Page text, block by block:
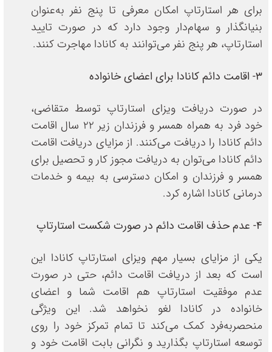
برای هر استارتاپ امکان معرفی تا پنج نفر به‌عنوان
بنیانگذار و سهام‌دار وجود دارد که در صورت تایید
استارتاپ، هر پنج نفر می‌توانند به کانادا مهاجرت کنند.
3- اقامت دائم کانادا برای اعضای خانواده
در صورت دریافت ویزای استارتاپ توسط متقاضی،
خود فرد به همراه همسر و فرزندان زیر 22 سال اقامت
دائم کانادا را دریافت می‌کنند. از مزایای دریافت اقامت
دائم کانادا می‌توان به دریافت مجوز کار و تحصیل برای
همسر و فرزندان و امکان دسترسی به بیمه و خدمات
درمانی کانادا اشاره کرد.
4- عدم حذف اقامت دائم در صورت شکست استارتاپ
یکی از مزایای بسیار مهم ویزای استارتاپ کانادا این
است که بعد از دریافت اقامت دائم، حتی در صورت
عدم موفقیت استارتاپ هم اقامت شما و اعضای
خانواده در کانادا لغو نخواهد شد. این ویژگی
منحصربه‌فرد کمک می‌کند تا تمام تمرکز خود را روی
توسعه استارتاپ بگذارید و نگرانی بابت اقامت خود و